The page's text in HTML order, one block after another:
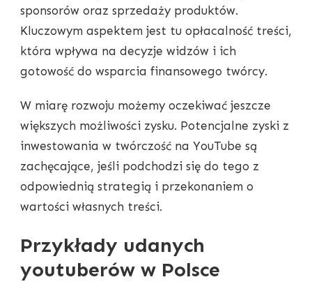
sponsorów oraz sprzedaży produktów.
Kluczowym aspektem jest tu opłacalność treści,
która wpływa na decyzje widzów i ich
gotowość do wsparcia finansowego twórcy.
W miarę rozwoju możemy oczekiwać jeszcze
większych możliwości zysku. Potencjalne zyski z
inwestowania w twórczość na YouTube są
zachęcające, jeśli podchodzi się do tego z
odpowiednią strategią i przekonaniem o
wartości własnych treści.
Przykłady udanych
youtuberów w Polsce